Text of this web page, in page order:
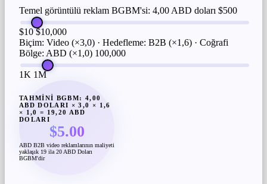
Temel görüntülü reklam BGBM'si: 4,00 ABD doları $500
$10 $10,000
Biçim: Video (×3,0) · Hedefleme: B2B (×1,6) · Coğrafi
Bölge: ABD (×1,0) 100,000
1K 1M
TAHMINI BGBM: 4,00
ABD DOLARI × 3,0 × 1,6
× 1,0 = 19,20 ABD
DOLARI
$5.00
ABD B2B video reklamlarının maliyeti
yaklaşık 19 ila 20 ABD Doları
BGBM'dir